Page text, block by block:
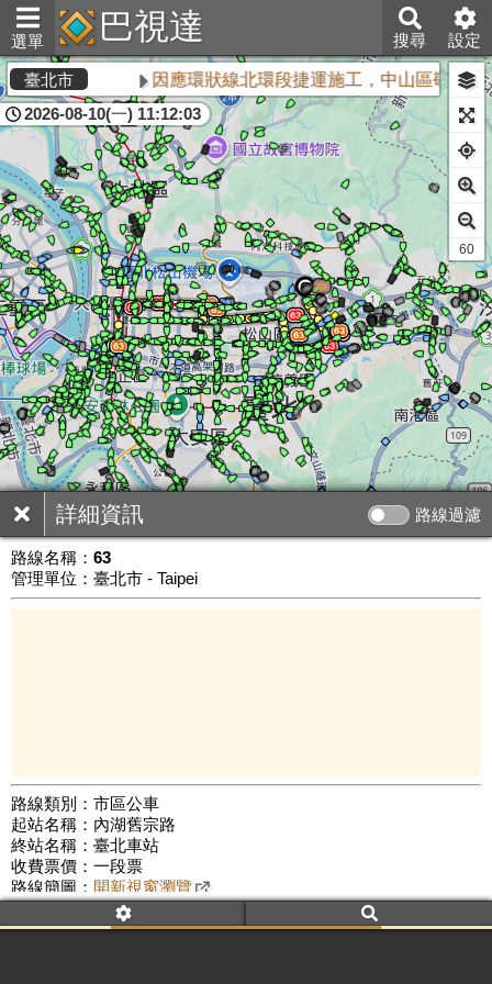
選單 巴視達 搜尋 設定
詳細資訊 路線過濾
路線名稱： 63
管理單位：臺北市 - Taipei
路線類別：市區公車
起站名稱：內湖舊宗路
終站名稱：臺北車站
收費票價：一段票
路線簡圖： 開新視窗瀏覽
附屬名稱：63
臺北市 因應環狀線北環段捷運施工，中山區敬業三
2026-08-10(一) 11:12:03
公車數量: 累計7958、上線6709
61